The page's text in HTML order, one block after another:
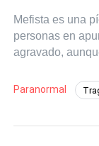
Mefista es una
personas en
agravado,
Paranormal